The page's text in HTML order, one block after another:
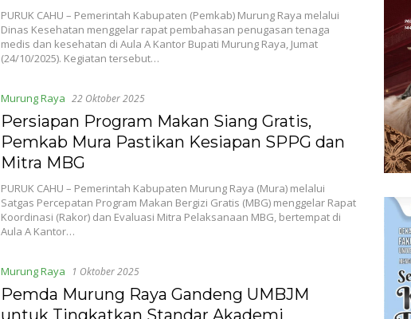
PURUK CAHU – Pemerintah Kabupaten (Pemkab) Murung Raya melalui
Dinas Kesehatan menggelar rapat pembahasan penugasan tenaga
medis dan kesehatan di Aula A Kantor Bupati Murung Raya, Jumat
(24/10/2025). Kegiatan tersebut…
Murung Raya 22 Oktober 2025
Persiapan Program Makan Siang Gratis,
Pemkab Mura Pastikan Kesiapan SPPG dan
Mitra MBG
PURUK CAHU – Pemerintah Kabupaten Murung Raya (Mura) melalui
Satgas Percepatan Program Makan Bergizi Gratis (MBG) menggelar Rapat
Koordinasi (Rakor) dan Evaluasi Mitra Pelaksanaan MBG, bertempat di
Aula A Kantor…
Murung Raya 1 Oktober 2025
Pemda Murung Raya Gandeng UMBJM
untuk Tingkatkan Standar Akademi